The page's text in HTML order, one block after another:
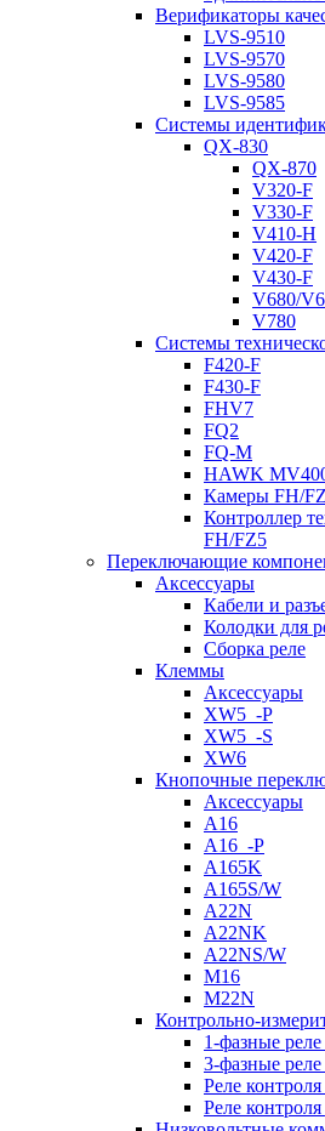
Верификаторы
LVS-9510
LVS-9570
LVS-9580
LVS-9585
Системы
QX-830
QX-870
V320-F
V330-F
V410-H
V420-F
V430-F
V680/
V780
Системы
F420-F
F430-F
FHV7
FQ2
FQ-M
HAWK
Камеры FH/FZ
Контроллер
FH/FZ5
Переключающие
Аксессуары
Кабели и
Колодки для
Сборка реле
Клеммы
Аксессуары
XW5_-P
XW5_-S
XW6
Кнопочные
Аксессуары
A16
A16_-P
A165K
A165S/W
A22N
A22NK
A22NS/W
M16
M22N
Контрольно-
1-фазные
3-фазные
Реле
Реле